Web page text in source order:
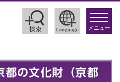
toggle
メニュー
都の文化財（京都